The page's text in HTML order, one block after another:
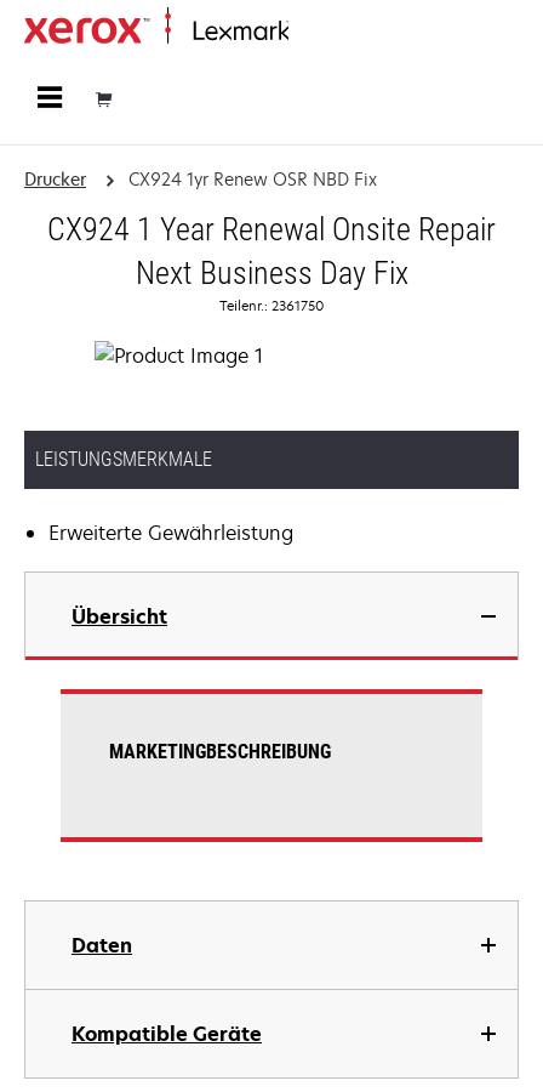
Drucker CX924 1yr Renew OSR NBD Fix
CX924 1 Year Renewal Onsite Repair
Next Business Day Fix
Teilenr.: 2361750
LEISTUNGSMERKMALE
Erweiterte Gewährleistung
Übersicht
Daten
Kompatible Geräte
MARKETINGBESCHREIBUNG